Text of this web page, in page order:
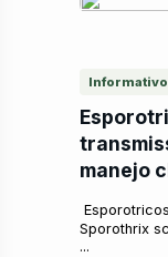
Informativo
manejo
Sporothrix
...